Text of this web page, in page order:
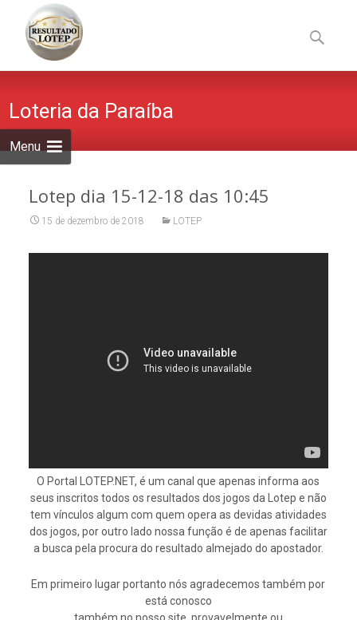
Menu
to
content
por:
Loteria da Paraíba
Lotep dia 15-12-18 das 10:45
15 de dezembro de 2018 LOTEP
O Portal LOTEP.NET, é um canal que apenas informa aos
seus inscritos todos os resultados dos jogos da Lotep e não
tem vínculos algum com quem opera as devidas atividades
dos jogos, por outro lado nossa função é de apenas facilitar
a busca pela procura do resultado almejado do apostador.
Em primeiro lugar portanto nós agradecemos também por
está conosco